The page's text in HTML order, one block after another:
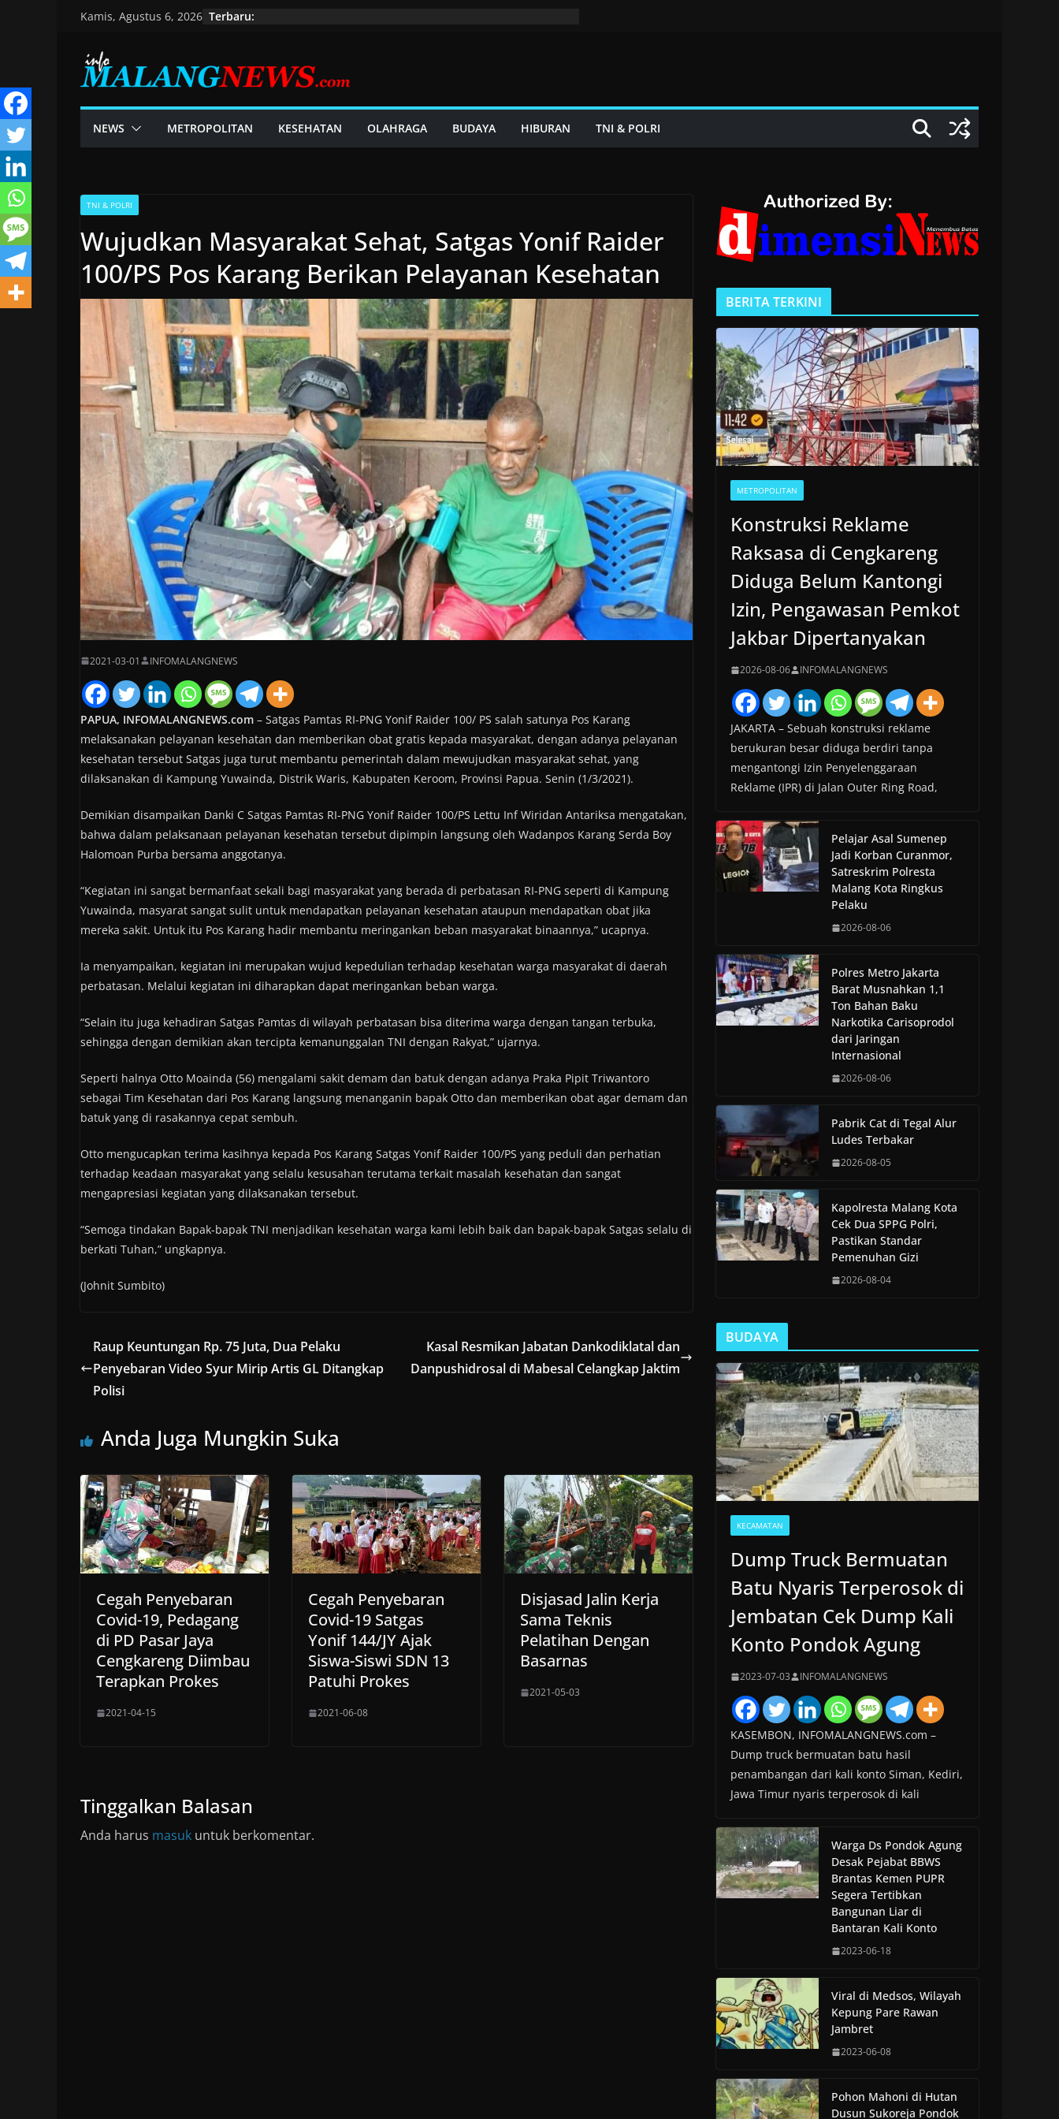
content
Kamis, Agustus 6, 2026 Terbaru:
NEWS METROPOLITAN KESEHATAN OLAHRAGA BUDAYA HIBURAN TNI & POLRI
TNI & POLRI
Wujudkan Masyarakat Sehat, Satgas Yonif Raider
100/PS Pos Karang Berikan Pelayanan Kesehatan
2021-03-01 INFOMALANGNEWS
PAPUA, INFOMALANGNEWS.com – Satgas Pamtas RI-PNG Yonif Raider 100/ PS salah satunya Pos Karang
melaksanakan pelayanan kesehatan dan memberikan obat gratis kepada masyarakat, dengan adanya pelayanan
kesehatan tersebut Satgas juga turut membantu pemerintah dalam mewujudkan masyarakat sehat, yang
dilaksanakan di Kampung Yuwainda, Distrik Waris, Kabupaten Keroom, Provinsi Papua. Senin (1/3/2021).
Demikian disampaikan Danki C Satgas Pamtas RI-PNG Yonif Raider 100/PS Lettu Inf Wiridan Antariksa mengatakan,
bahwa dalam pelaksanaan pelayanan kesehatan tersebut dipimpin langsung oleh Wadanpos Karang Serda Boy
Halomoan Purba bersama anggotanya.
“Kegiatan ini sangat bermanfaat sekali bagi masyarakat yang berada di perbatasan RI-PNG seperti di Kampung
Yuwainda, masyarat sangat sulit untuk mendapatkan pelayanan kesehatan ataupun mendapatkan obat jika
mereka sakit. Untuk itu Pos Karang hadir membantu meringankan beban masyarakat binaannya,” ucapnya.
Ia menyampaikan, kegiatan ini merupakan wujud kepedulian terhadap kesehatan warga masyarakat di daerah
perbatasan. Melalui kegiatan ini diharapkan dapat meringankan beban warga.
“Selain itu juga kehadiran Satgas Pamtas di wilayah perbatasan bisa diterima warga dengan tangan terbuka,
sehingga dengan demikian akan tercipta kemanunggalan TNI dengan Rakyat,” ujarnya.
Seperti halnya Otto Moainda (56) mengalami sakit demam dan batuk dengan adanya Praka Pipit Triwantoro
sebagai Tim Kesehatan dari Pos Karang langsung menanganin bapak Otto dan memberikan obat agar demam dan
batuk yang di rasakannya cepat sembuh.
Otto mengucapkan terima kasihnya kepada Pos Karang Satgas Yonif Raider 100/PS yang peduli dan perhatian
terhadap keadaan masyarakat yang selalu kesusahan terutama terkait masalah kesehatan dan sangat
mengapresiasi kegiatan yang dilaksanakan tersebut.
“Semoga tindakan Bapak-bapak TNI menjadikan kesehatan warga kami lebih baik dan bapak-bapak Satgas selalu di
berkati Tuhan,” ungkapnya.
(Johnit Sumbito)
Raup Keuntungan Rp. 75 Juta, Dua Pelaku
Penyebaran Video Syur Mirip Artis GL Ditangkap
Polisi
Kasal Resmikan Jabatan Dankodiklatal dan
Danpushidrosal di Mabesal Celangkap Jaktim
Anda Juga Mungkin Suka
Cegah Penyebaran
Covid-19, Pedagang
di PD Pasar Jaya
Cengkareng Diimbau
Terapkan Prokes
2021-04-15
Cegah Penyebaran
Covid-19 Satgas
Yonif 144/JY Ajak
Siswa-Siswi SDN 13
Patuhi Prokes
2021-06-08
Disjasad Jalin Kerja
Sama Teknis
Pelatihan Dengan
Basarnas
2021-05-03
Tinggalkan Balasan
Anda harus masuk untuk berkomentar.
BERITA TERKINI
METROPOLITAN
Konstruksi Reklame
Raksasa di Cengkareng
Diduga Belum Kantongi
Izin, Pengawasan Pemkot
Jakbar Dipertanyakan
2026-08-06 INFOMALANGNEWS
JAKARTA – Sebuah konstruksi reklame
berukuran besar diduga berdiri tanpa
mengantongi Izin Penyelenggaraan
Reklame (IPR) di Jalan Outer Ring Road,
Pelajar Asal Sumenep
Jadi Korban Curanmor,
Satreskrim Polresta
Malang Kota Ringkus
Pelaku
2026-08-06
Polres Metro Jakarta
Barat Musnahkan 1,1
Ton Bahan Baku
Narkotika Carisoprodol
dari Jaringan
Internasional
2026-08-06
Pabrik Cat di Tegal Alur
Ludes Terbakar
2026-08-05
Kapolresta Malang Kota
Cek Dua SPPG Polri,
Pastikan Standar
Pemenuhan Gizi
2026-08-04
BUDAYA
KECAMATAN
Dump Truck Bermuatan
Batu Nyaris Terperosok di
Jembatan Cek Dump Kali
Konto Pondok Agung
2023-07-03 INFOMALANGNEWS
KASEMBON, INFOMALANGNEWS.com –
Dump truck bermuatan batu hasil
penambangan dari kali konto Siman, Kediri,
Jawa Timur nyaris terperosok di kali
Warga Ds Pondok Agung
Desak Pejabat BBWS
Brantas Kemen PUPR
Segera Tertibkan
Bangunan Liar di
Bantaran Kali Konto
2023-06-18
Viral di Medsos, Wilayah
Kepung Pare Rawan
Jambret
2023-06-08
Pohon Mahoni di Hutan
Dusun Sukoreja Pondok